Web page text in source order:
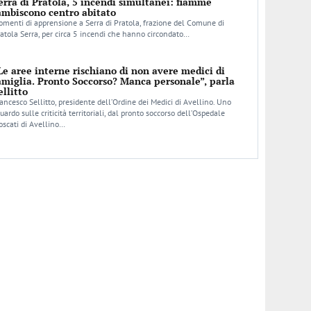
centro abitato
di apprensione a Serra di Pratola, frazione del Comune di
Serra, per circa 5 incendi che hanno circondato…
aree interne rischiano di non avere medici di
Pronto Soccorso? Manca personale”, parla
Sellitto, presidente dell’Ordine dei Medici di Avellino. Uno
sulle criticità territoriali, dal pronto soccorso dell’Ospedale
di Avellino…